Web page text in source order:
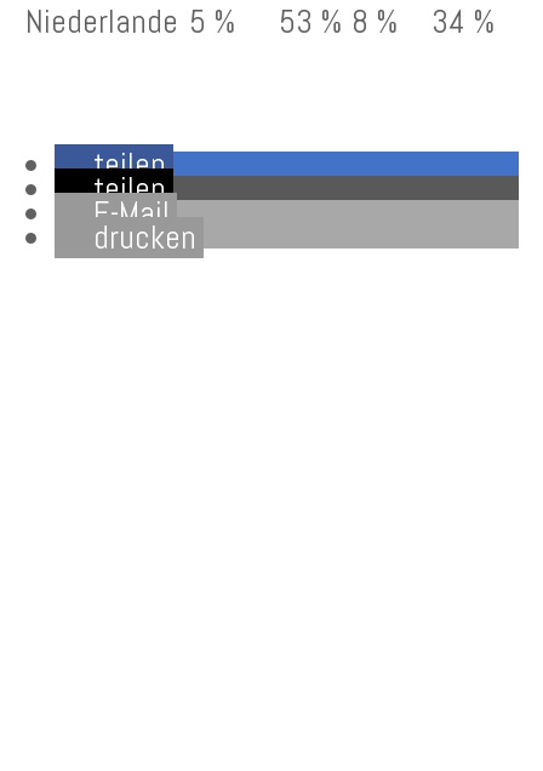
Niederlande 5 % 53 % 8 % 34 %
teilen
teilen
E-Mail
drucken